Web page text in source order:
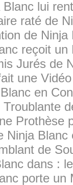
lui
raté de
de Ninja
reçoit un
Jurés de
une
en
Prothèse
Ninja Blanc
de
dans :
porte un